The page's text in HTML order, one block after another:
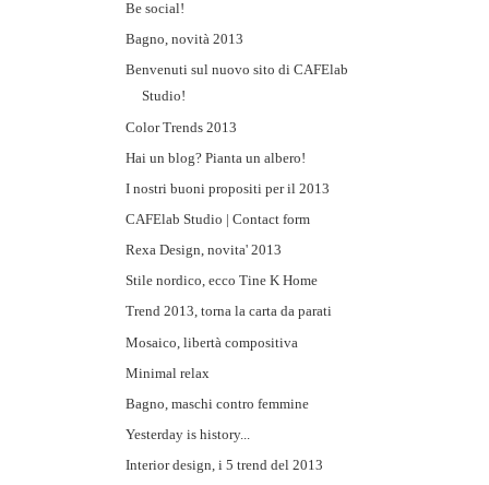
Be social!
Bagno, novità 2013
Benvenuti sul nuovo sito di CAFElab
Studio!
Color Trends 2013
Hai un blog? Pianta un albero!
I nostri buoni propositi per il 2013
CAFElab Studio | Contact form
Rexa Design, novita' 2013
Stile nordico, ecco Tine K Home
Trend 2013, torna la carta da parati
Mosaico, libertà compositiva
Minimal relax
Bagno, maschi contro femmine
Yesterday is history...
Interior design, i 5 trend del 2013